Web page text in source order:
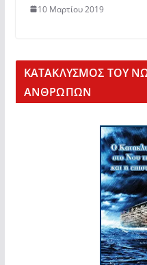
10 Μαρτίου 2019
KΑΤΑΚΛΥΣΜΟΣ ΤΟΥ
ΑΝΘΡΩΠΩΝ